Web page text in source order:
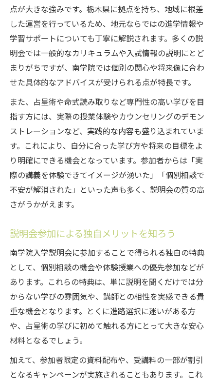
点が大きな強みです。栃木県に拠点を持ち、地域に根差
した運営を行っているため、地元ならではの進学情報や
学習サポートについても丁寧に解説されます。多くの説
明会では一般的なカリキュラムや入試情報の説明にとど
まりがちですが、南学院では個別の関心や将来像に合わ
せた具体的なアドバイスが受けられる点が特長です。
また、占星術や命式読み取りなど専門性の高い学びを目
指す方には、実際の授業体験やカウンセリングのデモン
ストレーションなど、実践的な内容も盛り込まれていま
す。これにより、自分に合った学び方や将来の目標をよ
り明確にできる機会となっています。参加者からは「実
際の講義を体験できてイメージが湧いた」「個別相談で
不安が解消された」といった声も多く、説明会の質の高
さがうかがえます。
説明会参加による独自メリットを知ろう
南学院入学説明会に参加することで得られる独自の特典
として、個別相談の機会や体験授業への優先参加などが
あります。これらの特典は、単に説明を聞くだけでは分
からない学びの雰囲気や、講師との相性を実感できる貴
重な機会となります。とくに進路選択に迷いがある方
や、占星術の学びに初めて触れる方にとって大きな安心
材料となるでしょう。
加えて、参加者限定の資料配布や、受講料の一部が割引
となるキャンペーンが実施されることもあります。これ